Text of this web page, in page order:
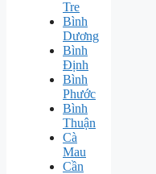
Tre
Bình
Dương
Bình
Định
Bình
Phước
Bình
Thuận
Cà
Mau
Cần